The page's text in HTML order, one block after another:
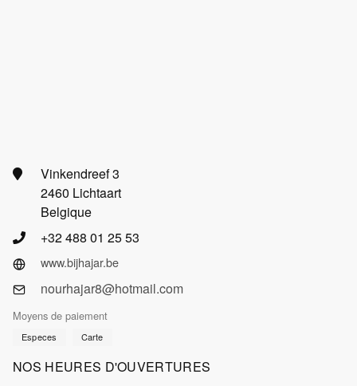
Vinkendreef 3
2460 Lichtaart
Belgique
+32 488 01 25 53
www.bijhajar.be
nourhajar8@hotmail.com
Moyens de paiement
Especes Carte
NOS HEURES D'OUVERTURES